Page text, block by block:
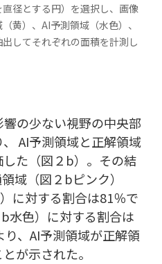
径とする円）を選択し、画像
黄）、AI予測領域（水色）、
してそれぞれの面積を計測し
の少ない視野の中央部
AI予測領域と正解領域
た（図２b）。その結
域（図２bピンク）
に対する割合は81％で
水色）に対する割合は
、AI予測領域が正解領
が示された。